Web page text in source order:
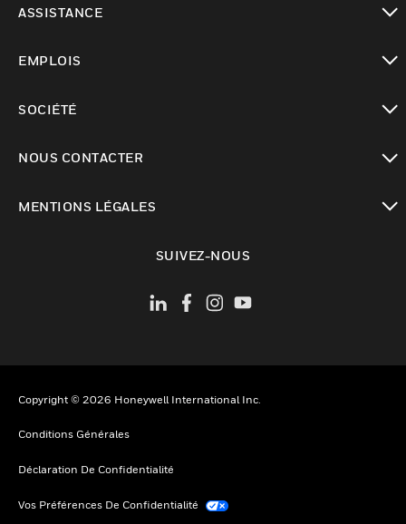
ASSISTANCE
EMPLOIS
SOCIÉTÉ
NOUS CONTACTER
MENTIONS LÉGALES
SUIVEZ-NOUS
Copyright © 2026 Honeywell International Inc.
Conditions Générales
Déclaration De Confidentialité
Vos Préférences De Confidentialité